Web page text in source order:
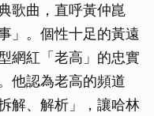
歌曲，直呼黃仲崑
」。個性十足的黃遠
網紅「老高」的忠實
他認為老高的頻道
解、解析」，讓哈林